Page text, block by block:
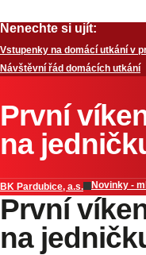
Nenechte si ujít:
Vstupenky na domácí utkání v
Návštěvní řád domácích utkání
První
na
BK Pardubice, a.s. Novinky -
První
na